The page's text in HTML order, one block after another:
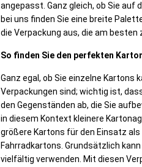
angepasst. Ganz gleich, ob Sie auf
bei uns finden Sie eine breite
die Verpackung aus, die am
So finden Sie den perfekten
Ganz egal, ob Sie einzelne
Verpackungen sind; wichtig ist,
den Gegenständen ab, die Sie
in diesem Kontext kleinere
größere Kartons für den Einsatz
Fahrradkartons. Grundsätzlich
vielfältig verwenden. Mit diesen